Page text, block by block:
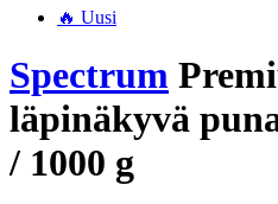
🔥 Uusi
Spectrum
läpinäkyvä
/ 1000 g